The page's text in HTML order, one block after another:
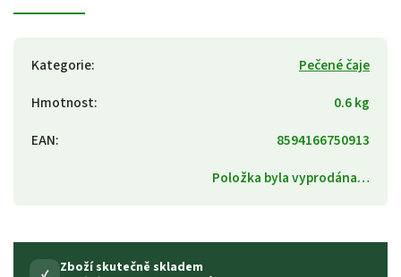
Kategorie:
Pečené čaje
Hmotnost:
0.6 kg
EAN:
8594166750913
Položka byla vyprodána…
Zboží skutečně skladem